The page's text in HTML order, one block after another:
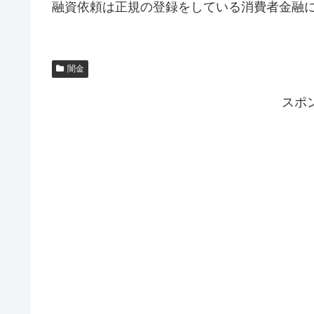
融資依頼は正規の登録をしている消費者金融に
闇金
スポ